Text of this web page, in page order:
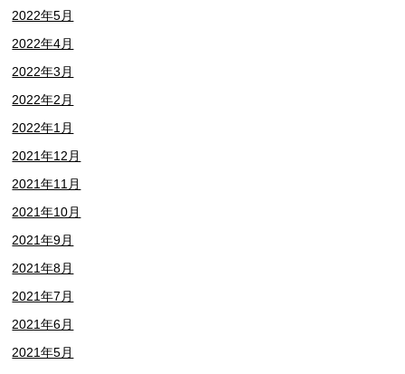
2022年5月
2022年4月
2022年3月
2022年2月
2022年1月
2021年12月
2021年11月
2021年10月
2021年9月
2021年8月
2021年7月
2021年6月
2021年5月